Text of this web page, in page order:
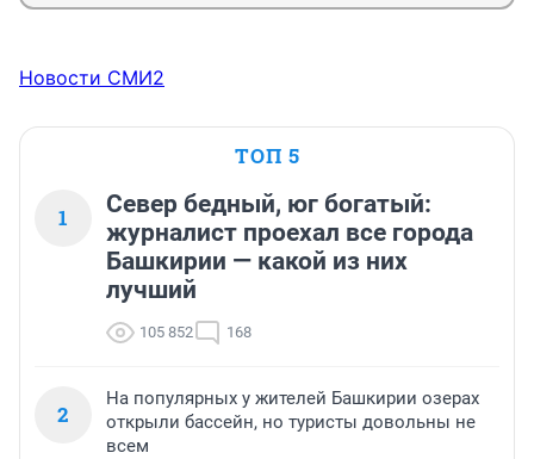
Новости СМИ2
ТОП 5
1
Север бедный, юг богатый:
журналист проехал все города
Башкирии — какой из них
лучший
105 852 168
2
На популярных у жителей Башкирии озерах
открыли бассейн, но туристы довольны не
всем